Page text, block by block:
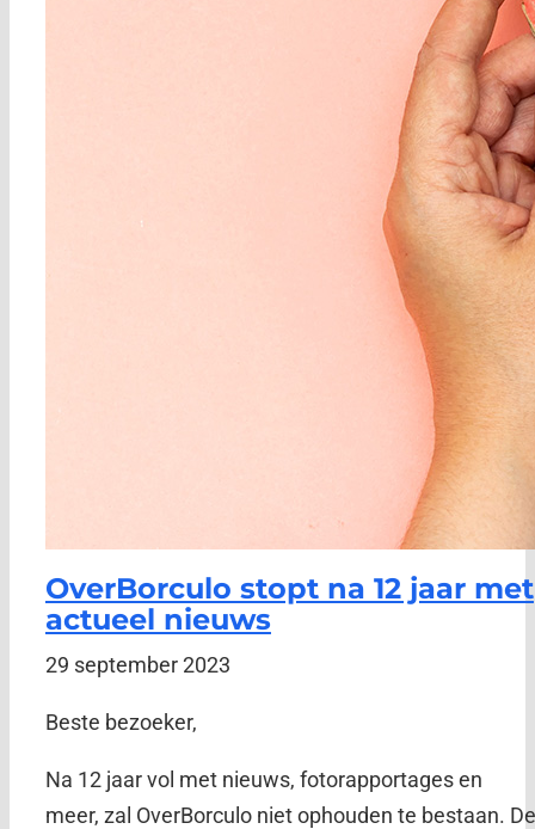
OverBorculo stopt na 12 jaar met
actueel nieuws
29 september 2023
Beste bezoeker,
Na 12 jaar vol met nieuws, fotorapportages en
meer, zal OverBorculo niet ophouden te bestaan. De